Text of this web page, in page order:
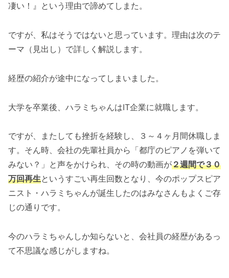
凄い！』という理由で諦めてしまた。
ですが、私はそうではないと思っています。理由は次のテ
ーマ（見出し）で詳しく解説します。
経歴の紹介が途中になってしまいました。
大学を卒業後、ハラミちゃんはIT企業に就職します。
ですが、またしても挫折を経験し、３～４ヶ月間休職しま
す。そん時、会社の先輩社員から「都庁のピアノを弾いて
みない？」と声をかけられ、その時の動画が２週間で３０
万回再生というすごい再生回数となり、今のポップスピア
ニスト・ハラミちゃんが誕生したのはみなさんもよくご存
じの通りです。
今のハラミちゃんしか知らないと、会社員の経歴があるっ
て不思議な感じがしますね。